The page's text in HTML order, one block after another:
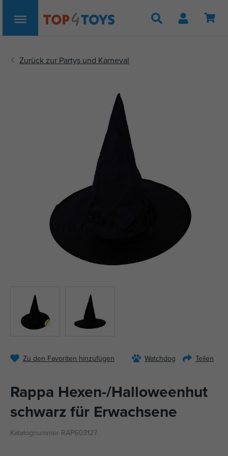
Suche
Zu den Favoriten hinzufügen Watchdog Teilen
Rappa Hexen-/Halloweenhut
schwarz für Erwachsene
Katalognummer RAP603127